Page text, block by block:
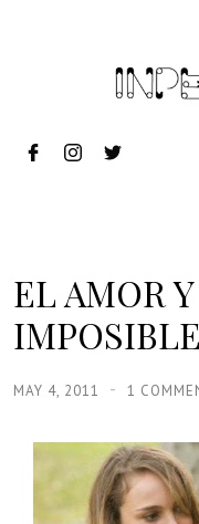
EL AMOR
MAY 4, 2011 1